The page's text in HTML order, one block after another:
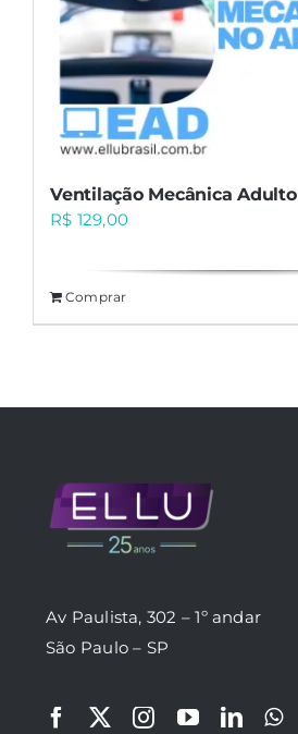
Ventilação Mecânica Adulto
R$ 129,00
Comprar
Av Paulista, 302 – 1º andar
São Paulo – SP